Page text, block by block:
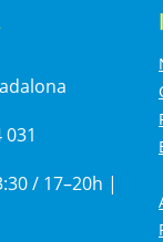
los lípidos,
la
al desgaste
/ 17–20h |